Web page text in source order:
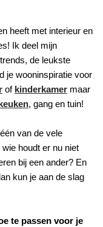
heeft met interieur en
Ik deel mijn
de leukste
je wooninspiratie voor
of kinderkamer maar
, gang en tuin!
van de vele
houdt er nu niet
bij een ander? En
kun je aan de slag
te passen voor je